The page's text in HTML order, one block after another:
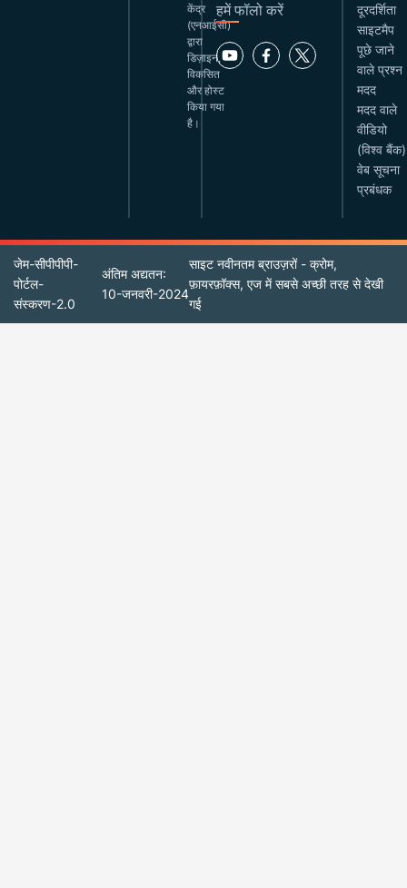
केंद्र
(एनआईसी)
द्वारा
डिज़ाइन,
विकसित
और होस्ट
किया गया
है।
हमें फॉलो करें
दूरदर्शिता
साइटमैप
पूछे जाने
वाले प्रश्न
मदद
मदद वाले
वीडियो
(विश्व बैंक)
वेब सूचना
प्रबंधक
जेम-सीपीपीपी-
पोर्टल-
संस्करण-2.0
अंतिम अद्यतन:
10-जनवरी-2024
साइट नवीनतम ब्राउज़रों - क्रोम,
फ़ायरफ़ॉक्स, एज में सबसे अच्छी तरह से देखी
गई